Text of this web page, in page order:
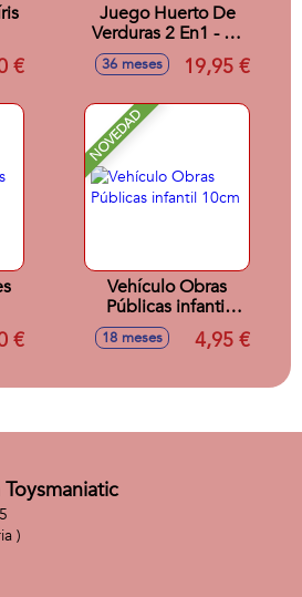
€
Juego Huerto De
Verduras 2 En1 - 21
piezas.
36 meses 19,95 €
€
NOVEDAD
Vehículo Obras
Públicas infantil
10cm
18 meses 4,95 €
)